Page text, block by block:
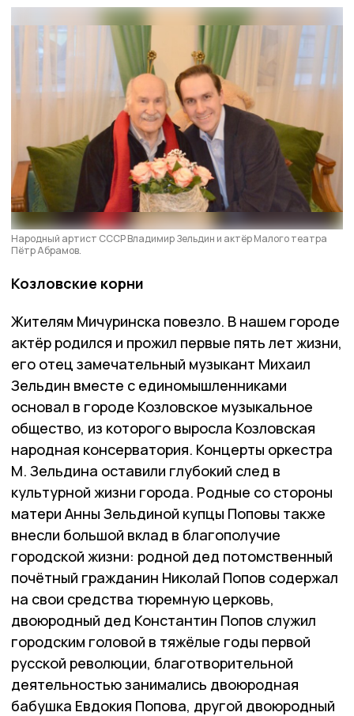
Народный артист СССР Владимир Зельдин и актёр Малого театра
Пётр Абрамов.
Козловские корни
Жителям Мичуринска повезло. В нашем городе
актёр родился и прожил первые пять лет жизни,
его отец замечательный музыкант Михаил
Зельдин вместе с единомышленниками
основал в городе Козловское музыкальное
общество, из которого выросла Козловская
народная консерватория. Концерты оркестра
М. Зельдина оставили глубокий след в
культурной жизни города. Родные со стороны
матери Анны Зельдиной купцы Поповы также
внесли большой вклад в благополучие
городской жизни: родной дед потомственный
почётный гражданин Николай Попов содержал
на свои средства тюремную церковь,
двоюродный дед Константин Попов служил
городским головой в тяжёлые годы первой
русской революции, благотворительной
деятельностью занимались двоюродная
бабушка Евдокия Попова, другой двоюродный